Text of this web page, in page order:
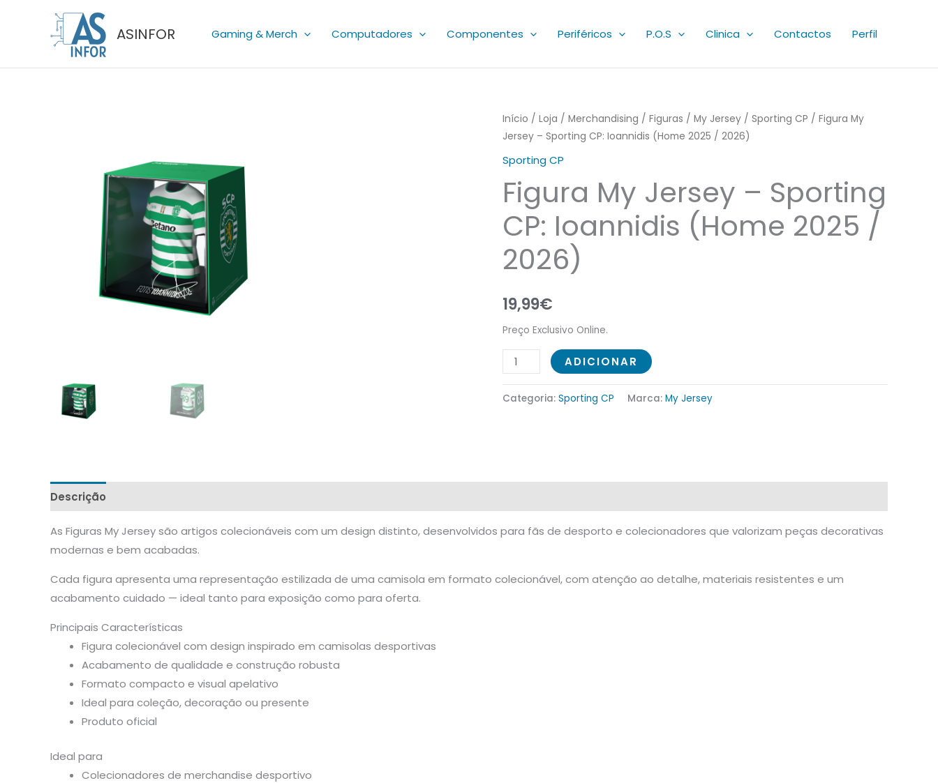
ASINFOR Gaming & Merch Computadores Componentes Periféricos P.O.S Clinica Contactos Perfil
Início / Loja / Merchandising / Figuras / My Jersey / Sporting CP / Figura My
Jersey – Sporting CP: Ioannidis (Home 2025 / 2026)
Sporting CP
Figura My Jersey – Sporting
CP: Ioannidis (Home 2025 /
2026)
19,99€
Preço Exclusivo Online.
Quantidade
de
Figura
Jersey
Sporting
CP:
Ioannidis
2025
/
ADICIONAR
Categoria: Sporting CP Marca: My Jersey
Descrição
As Figuras My Jersey são artigos colecionáveis com um design distinto, desenvolvidos para fãs de desporto e colecionadores que valorizam peças decorativas
modernas e bem acabadas.
Cada figura apresenta uma representação estilizada de uma camisola em formato colecionável, com atenção ao detalhe, materiais resistentes e um
acabamento cuidado — ideal tanto para exposição como para oferta.
Principais Características
Figura colecionável com design inspirado em camisolas desportivas
Acabamento de qualidade e construção robusta
Formato compacto e visual apelativo
Ideal para coleção, decoração ou presente
Produto oficial
Ideal para
Colecionadores de merchandise desportivo